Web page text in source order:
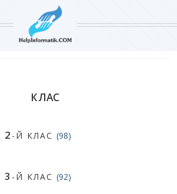
КЛАС
2 -Й КЛАС (98)
3 -Й КЛАС (92)